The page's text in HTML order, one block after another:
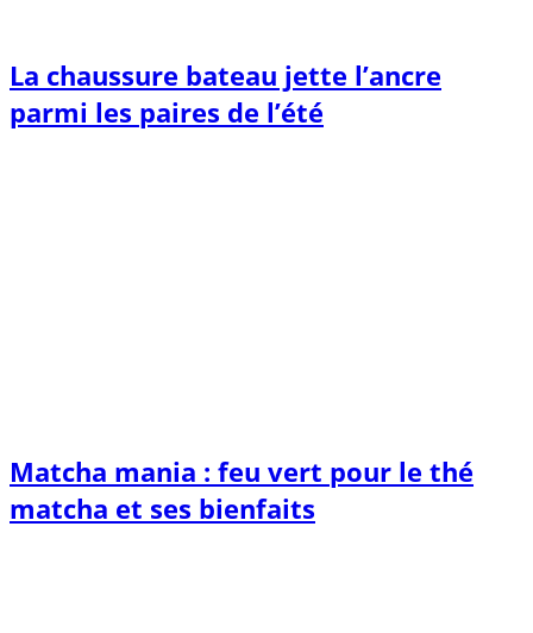
La chaussure bateau jette l’ancre
parmi les paires de l’été
Matcha mania : feu vert pour le thé
matcha et ses bienfaits